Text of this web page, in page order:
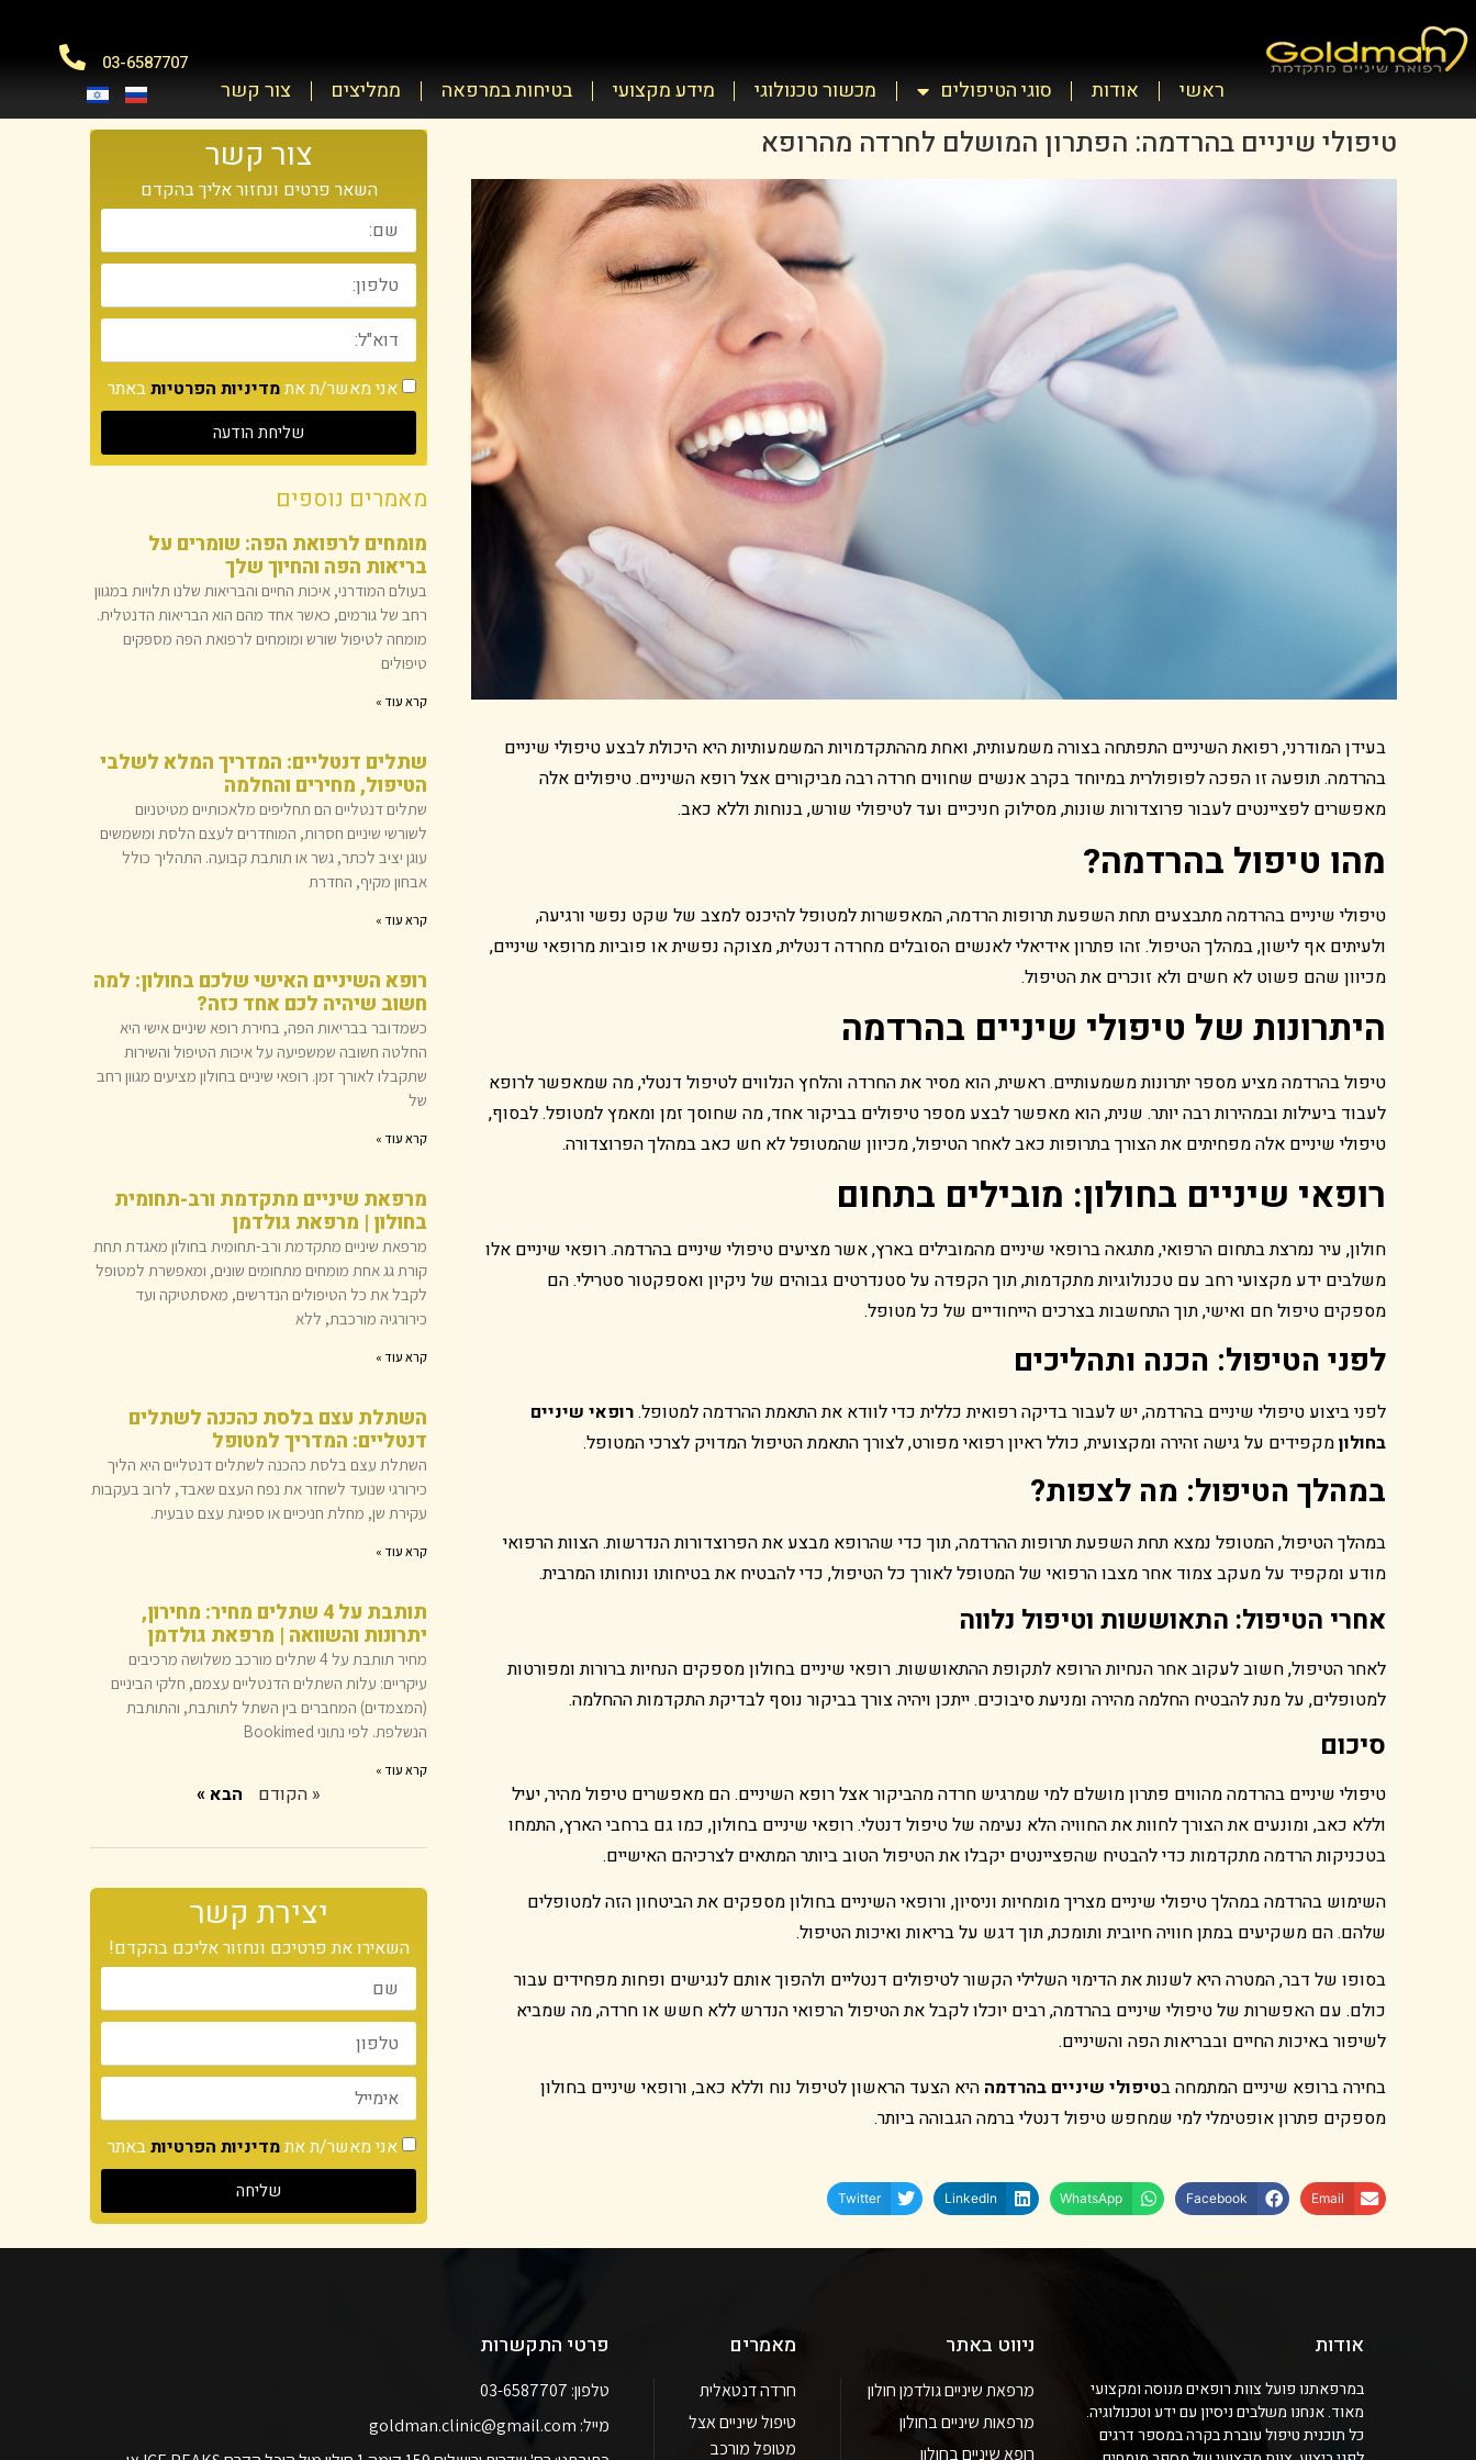
ראשי אודות סוגי הטיפולים מכשור טכנולוגי מידע מקצועי בטיחות במרפאה ממליצים צור קשר
03-6587707
טיפולי שיניים בהרדמה: הפתרון המושלם לחרדה מהרופא
בעידן המודרני, רפואת השיניים התפתחה בצורה משמעותית, ואחת מההתקדמויות המשמעותיות היא היכולת לבצע טיפולי שיניים
בהרדמה. תופעה זו הפכה לפופולרית במיוחד בקרב אנשים שחווים חרדה רבה מביקורים אצל רופא השיניים. טיפולים אלה
מאפשרים לפציינטים לעבור פרוצדורות שונות, מסילוק חניכיים ועד לטיפולי שורש, בנוחות וללא כאב.
מהו טיפול בהרדמה?
טיפולי שיניים בהרדמהמתבצעים תחת השפעת תרופות הרדמה, המאפשרות למטופל להיכנס למצב של שקט נפשי ורגיעה,
ולעיתים אף לישון, במהלך הטיפול. זהו פתרון אידיאלי לאנשים הסובלים מחרדה דנטלית, מצוקה נפשית או פוביות מרופאי שיניים,
מכיוון שהם פשוט לא חשים ולא זוכרים את הטיפול.
היתרונות של טיפולי שיניים בהרדמה
טיפול בהרדמה מציע מספר יתרונות משמעותיים. ראשית, הוא מסיר את החרדה והלחץ הנלווים לטיפול דנטלי, מה שמאפשר לרופא
לעבוד ביעילות ובמהירות רבה יותר. שנית, הוא מאפשר לבצע מספר טיפולים בביקור אחד, מה שחוסך זמן ומאמץ למטופל. לבסוף,
טיפולי שיניים אלה מפחיתים את הצורך בתרופות כאב לאחר הטיפול, מכיוון שהמטופל לא חש כאב במהלך הפרוצדורה.
רופאי שיניים בחולון: מובילים בתחום
חולון, עיר נמרצת בתחום הרפואי, מתגאה ברופאי שיניים מהמובילים בארץ, אשר מציעים טיפולי שיניים בהרדמה. רופאי שיניים אלו
משלבים ידע מקצועי רחב עם טכנולוגיות מתקדמות, תוך הקפדה על סטנדרטים גבוהים של ניקיון ואספקטור סטרילי. הם
מספקים טיפול חם ואישי, תוך התחשבות בצרכים הייחודיים של כל מטופל.
לפני הטיפול: הכנה ותהליכים
לפני ביצוע טיפולי שיניים בהרדמה, יש לעבור בדיקה רפואית כללית כדי לוודא את התאמת ההרדמה למטופל.רופאי שיניים
בחולוןמקפידים על גישה זהירה ומקצועית, כולל ראיון רפואי מפורט, לצורך התאמת הטיפול המדויק לצרכי המטופל.
במהלך הטיפול: מה לצפות?
במהלך הטיפול, המטופל נמצא תחת השפעת תרופות ההרדמה, תוך כדי שהרופא מבצע את הפרוצדורות הנדרשות. הצוות הרפואי
מודע ומקפיד על מעקב צמוד אחר מצבו הרפואי של המטופל לאורך כל הטיפול, כדי להבטיח את בטיחותו ונוחותו המרבית.
אחרי הטיפול: התאוששות וטיפול נלווה
לאחר הטיפול, חשוב לעקוב אחר הנחיות הרופא לתקופת ההתאוששות.רופאי שיניים בחולוןמספקים הנחיות ברורות ומפורטות
למטופלים, על מנת להבטיח החלמה מהירה ומניעת סיבוכים. ייתכן ויהיה צורך בביקור נוסף לבדיקת התקדמות ההחלמה.
סיכום
טיפולי שיניים בהרדמה מהווים פתרון מושלם למי שמרגיש חרדה מהביקור אצל רופא השיניים. הם מאפשרים טיפול מהיר, יעיל
וללא כאב, ומונעים את הצורך לחוות את החוויה הלא נעימה של טיפול דנטלי. רופאי שיניים בחולון, כמו גם ברחבי הארץ, התמחו
בטכניקות הרדמה מתקדמות כדי להבטיח שהפציינטים יקבלו את הטיפול הטוב ביותר המתאים לצרכיהם האישיים.
השימוש בהרדמה במהלך טיפולי שיניים מצריך מומחיות וניסיון, ורופאי השיניים בחולון מספקים את הביטחון הזה למטופלים
שלהם. הם משקיעים במתן חוויה חיובית ותומכת, תוך דגש על בריאות ואיכות הטיפול.
בסופו של דבר, המטרה היא לשנות את הדימוי השלילי הקשור לטיפולים דנטליים ולהפוך אותם לנגישים ופחות מפחידים עבור
כולם. עם האפשרות של טיפולי שיניים בהרדמה, רבים יוכלו לקבל את הטיפול הרפואי הנדרש ללא חשש או חרדה, מה שמביא
לשיפור באיכות החיים ובבריאות הפה והשיניים.
בחירה ברופא שיניים המתמחה בטיפולי שיניים בהרדמה היא הצעד הראשון לטיפול נוח וללא כאב, ורופאי שיניים בחולון
מספקים פתרון אופטימלי למי שמחפש טיפול דנטלי ברמה הגבוהה ביותר.
Email
Facebook
WhatsApp
LinkedIn
Twitter
צור קשר
השאר פרטים ונחזור אליך בהקדם
אני מאשר/ת אתמדיניות הפרטיותבאתר
שליחת הודעה
מאמרים נוספים
מומחים לרפואת הפה: שומרים על
בריאות הפה והחיוך שלך
בעולם המודרני, איכות החיים והבריאות שלנו תלויות במגוון
רחב של גורמים, כאשר אחד מהם הוא הבריאות הדנטלית.
מומחה לטיפול שורש ומומחים לרפואת הפה מספקים
טיפולים
קרא עוד »
שתלים דנטליים: המדריך המלא לשלבי
הטיפול, מחירים והחלמה
שתלים דנטליים הם תחליפים מלאכותיים מטיטניום
לשורשי שיניים חסרות, המוחדרים לעצם הלסת ומשמשים
עוגן יציב לכתר, גשר או תותבת קבועה. התהליך כולל
אבחון מקיף, החדרת
קרא עוד »
רופא השיניים האישי שלכם בחולון: למה
חשוב שיהיה לכם אחד כזה?
כשמדובר בבריאות הפה, בחירת רופא שיניים אישי היא
החלטה חשובה שמשפיעה על איכות הטיפול והשירות
שתקבלו לאורך זמן. רופאי שיניים בחולון מציעים מגוון רחב
של
קרא עוד »
מרפאת שיניים מתקדמת ורב-תחומית
בחולון | מרפאת גולדמן
מרפאת שיניים מתקדמת ורב-תחומית בחולון מאגדת תחת
קורת גג אחת מומחים מתחומים שונים, ומאפשרת למטופל
לקבל את כל הטיפולים הנדרשים, מאסתטיקה ועד
כירורגיה מורכבת, ללא
קרא עוד »
השתלת עצם בלסת כהכנה לשתלים
דנטליים: המדריך למטופל
השתלת עצם בלסת כהכנה לשתלים דנטליים היא הליך
כירורגי שנועד לשחזר את נפח העצם שאבד, לרוב בעקבות
עקירת שן, מחלת חניכיים או ספיגת עצם טבעית.
קרא עוד »
תותבת על 4 שתלים מחיר: מחירון,
יתרונות והשוואה | מרפאת גולדמן
מחיר תותבת על 4 שתלים מורכב משלושה מרכיבים
עיקריים: עלות השתלים הדנטליים עצמם, חלקי הביניים
(המצמדים) המחברים בין השתל לתותבת, והתותבת
הנשלפת. לפי נתוני Bookimed
קרא עוד »
« הקודם הבא »
יצירת קשר
השאירו את פרטיכם ונחזור אליכם בהקדם!
אני מאשר/ת אתמדיניות הפרטיותבאתר
שליחה
אודות
במרפאתנו פועל צוות רופאים מנוסה ומקצועי
מאוד. אנחנו משלבים ניסיון עם ידע וטכנולוגיה.
כל תוכנית טיפול עוברת בקרה במספר דרגים
ניווט באתר
מרפאת שיניים גולדמן חולון
מרפאות שיניים בחולון
רופא שיניים בחולון
מאמרים
חרדה דנטאלית
טיפול שיניים אצל
מטופל מורכב
פרטי התקשרות
טלפון: 03-6587707
מייל: goldman.clinic@gmail.com